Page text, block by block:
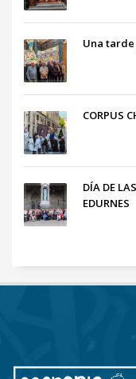
Una
CORPUS
DÍA DE
EDURNES